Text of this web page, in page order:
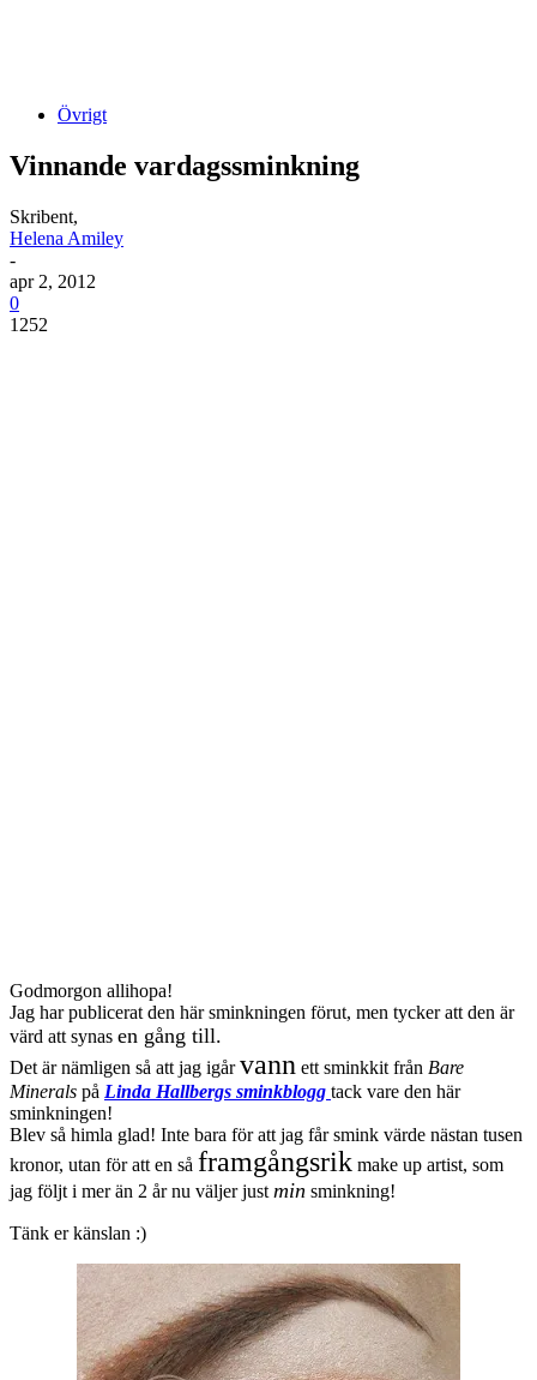
Övrigt
Vinnande vardagssminkning
Skribent,
Helena Amiley
-
apr 2, 2012
0
1252
Godmorgon allihopa!
Jag har publicerat den här sminkningen förut, men tycker att den är
värd att synas en gång till.
Det är nämligen så att jag igårvann ett sminkkit från Bare
Minerals på Linda Hallbergs sminkblogg tack vare den här
sminkningen!
Blev så himla glad! Inte bara för att jag får smink värde nästan tusen
kronor, utan för att en så framgångsrik make up artist, som
jag följt i mer än 2 år nu väljer just min sminkning!
Tänk er känslan :)